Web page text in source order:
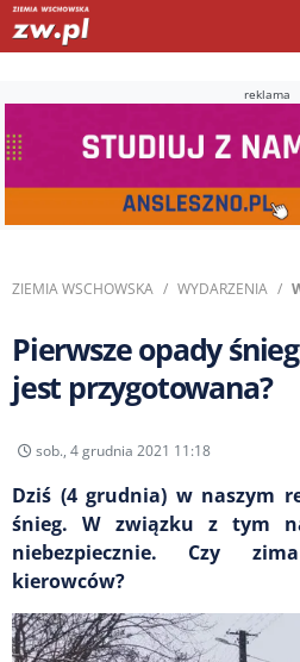
reklama
ZIEMIA WSCHOWSKA WYDARZENIA
Pierwsze opady
jest przygotowana?
sob., 4 grudnia 2021 11:18
Dziś (4 grudnia) w naszym
śnieg. W związku z tym
niebezpiecznie. Czy
kierowców?